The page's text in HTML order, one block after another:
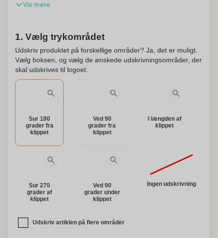
skriveblæk. Lasergravering er mulig. Personalisering er
Vis mere
1. Vælg trykområdet
Udskriv produktet på forskellige områder? Ja, det er muligt.
Vælg boksen, og vælg de ønskede udskrivningsområder, der
skal udskrives til logoet.
Sur 180
grader fra
klippet
Ved 90
grader fra
klippet
I længden af
klippet
Sur 270
grader af
klippet
Ved 90
grader under
klippet
Ingen udskrivning
Udskriv artiklen på flere områder